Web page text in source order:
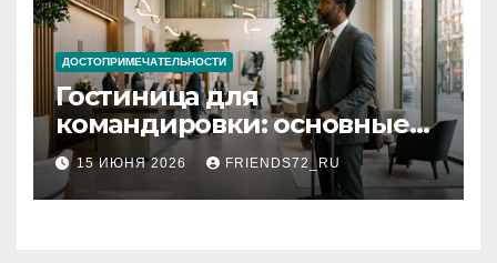
ДОСТОПРИМЕЧАТЕЛЬНОСТИ
Гостиница для
командировки: основные
критерии выбора
15 ИЮНЯ 2026 FRIENDS72_RU